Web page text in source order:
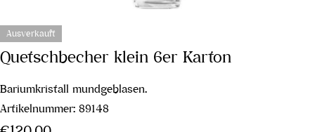
Ausverkauft
Quetschbecher klein 6er Karton
Bariumkristall mundgeblasen.
Artikelnummer: 89148